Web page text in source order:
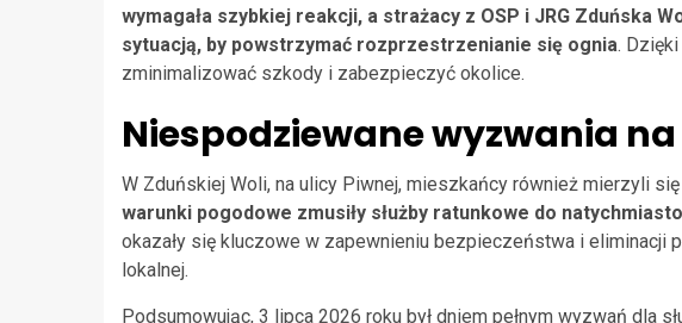
wymagała szybkiej reakcji, a strażacy z OSP i JRG Zduńska
sytuacją, by powstrzymać rozprzestrzenianie się ognia. Dzięki
zminimalizować szkody i zabezpieczyć okolice.
Niespodziewane wyzwania
W Zduńskiej Woli, na ulicy Piwnej, mieszkańcy również mierzyli
warunki pogodowe zmusiły służby ratunkowe do
okazały się kluczowe w zapewnieniu bezpieczeństwa i eliminacji
lokalnej.
Podsumowując, 3 lipca 2026 roku był dniem pełnym wyzwań dla